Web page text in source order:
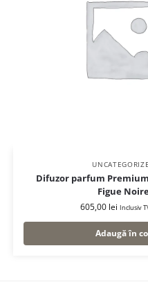
Difuzor parfum
Figue
605,00 lei Inclusiv
Adaugă în